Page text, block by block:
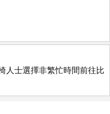
人士選擇非繁忙時間前往比